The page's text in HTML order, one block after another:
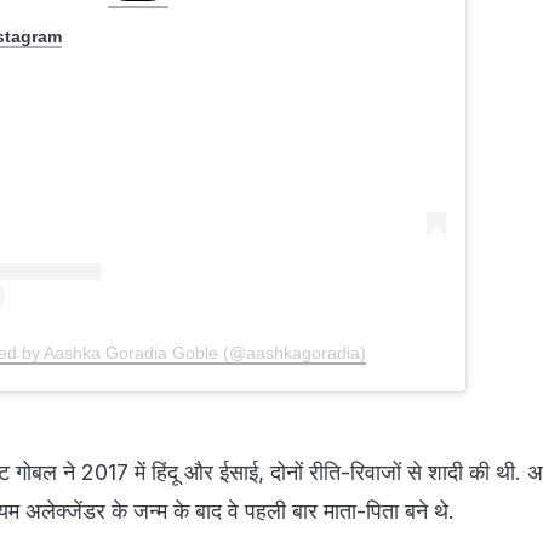
by Aashka Goradia Goble (@aashkagoradia)
गोबल ने 2017 में हिंदू और ईसाई, दोनों रीति-रिवाजों से शादी की थी.
अलेक्जेंडर के जन्म के बाद वे पहली बार माता-पिता बने थे.